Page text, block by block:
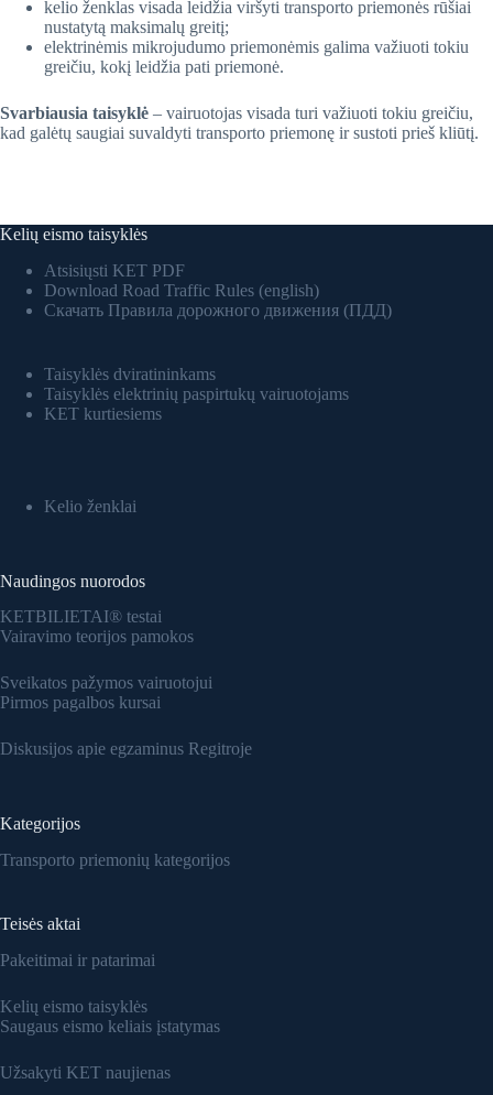
kelio ženklas visada leidžia viršyti transporto priemonės rūšiai
nustatytą maksimalų greitį;
elektrinėmis mikrojudumo priemonėmis galima važiuoti tokiu
greičiu, kokį leidžia pati priemonė.
Svarbiausia taisyklė – vairuotojas visada turi važiuoti tokiu greičiu,
kad galėtų saugiai suvaldyti transporto priemonę ir sustoti prieš kliūtį.
Kelių eismo taisyklės
Atsisiųsti KET PDF
Download Road Traffic Rules (english)
Скачать Правила дорожного движения (ПДД)
Taisyklės dviratininkams
Taisyklės elektrinių paspirtukų vairuotojams
KET kurtiesiems
Kelio ženklai
Naudingos nuorodos
KETBILIETAI® testai
Vairavimo teorijos pamokos
Sveikatos pažymos vairuotojui
Pirmos pagalbos kursai
Diskusijos apie egzaminus Regitroje
Kategorijos
Transporto priemonių kategorijos
Teisės aktai
Pakeitimai ir patarimai
Kelių eismo taisyklės
Saugaus eismo keliais įstatymas
Užsakyti KET naujienas